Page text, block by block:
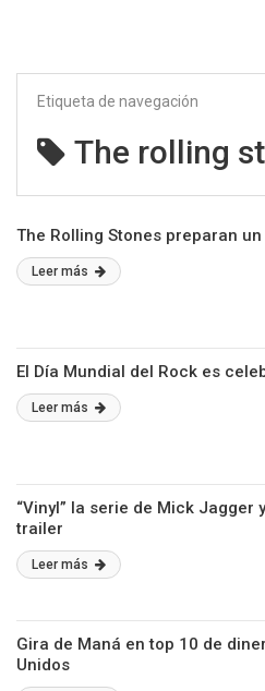
Etiqueta de navegación
The rolling
The Rolling Stones preparan
Leer más
El Día Mundial del Rock es
Leer más
“Vinyl” la serie de Mick Jagger
trailer
Leer más
Gira de Maná en top 10 de
Unidos